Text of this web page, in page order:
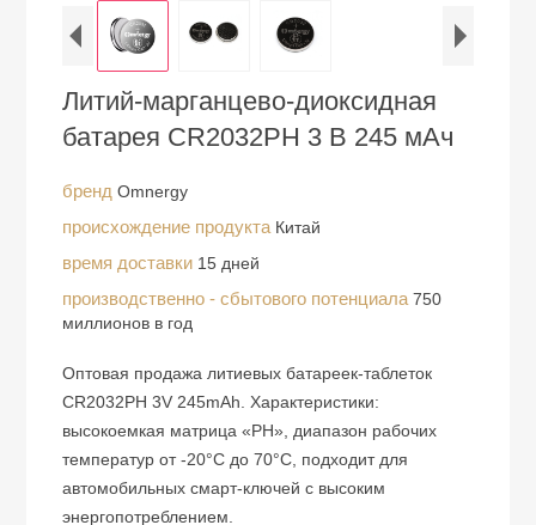
Литий-марганцево-диоксидная
батарея CR2032PH 3 В 245 мАч
брендOmnergy
происхождение продукта Китай
время доставки 15 дней
производственно - сбытового потенциала750
миллионов в год
Оптовая продажа литиевых батареек-таблеток
CR2032PH 3V 245mAh. Характеристики:
высокоемкая матрица «PH», диапазон рабочих
температур от -20°C до 70°C, подходит для
автомобильных смарт-ключей с высоким
энергопотреблением.